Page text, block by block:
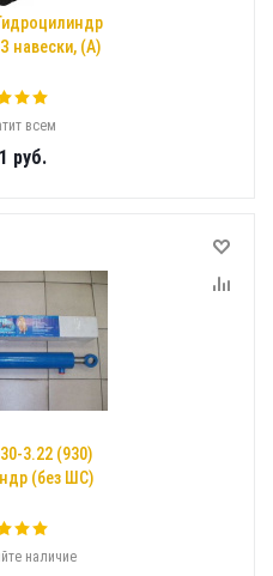
навески, (А)
всем
руб.
3.22 (930)
(без ШС)
наличие